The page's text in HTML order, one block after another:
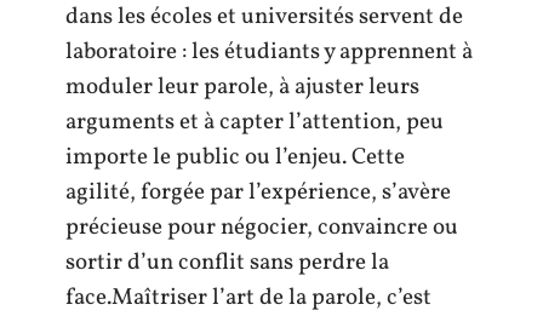
dans les écoles et universités servent de
laboratoire : les étudiants y apprennent à
moduler leur parole, à ajuster leurs
arguments et à capter l’attention, peu
importe le public ou l’enjeu. Cette
agilité, forgée par l’expérience, s’avère
précieuse pour négocier, convaincre ou
sortir d’un conflit sans perdre la
face.Maîtriser l’art de la parole, c’est